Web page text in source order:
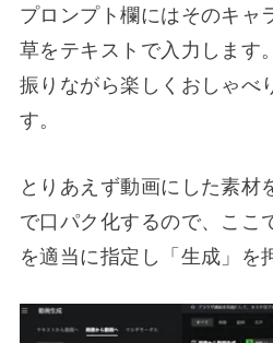
プロンプト欄にはそのキャ
草をテキストで入力します
振りながら楽しくおしゃべ
す。
とりあえず動画にした素材
で口パク化するので、ここ
を適当に指定し「生成」を